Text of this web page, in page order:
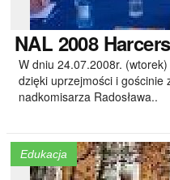
NAL 2008
W dniu 24.07.2008r. (wtorek)
dzięki uprzejmości i gościnie
nadkomisarza Radosława..
Edukacja